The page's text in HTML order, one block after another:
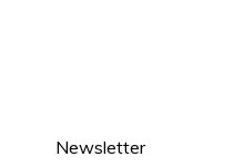
Newsletter